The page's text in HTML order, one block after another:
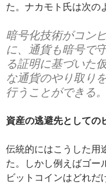
た。ナカモト氏は次の
暗号化技術がコン
に、通貨も暗号で
る証明に基づいた
な通貨のやり取り
行うことができる。
資産の逃避先としての
伝統的にはこうした用
た。しかし例えばゴー
ビットコインはどれだ